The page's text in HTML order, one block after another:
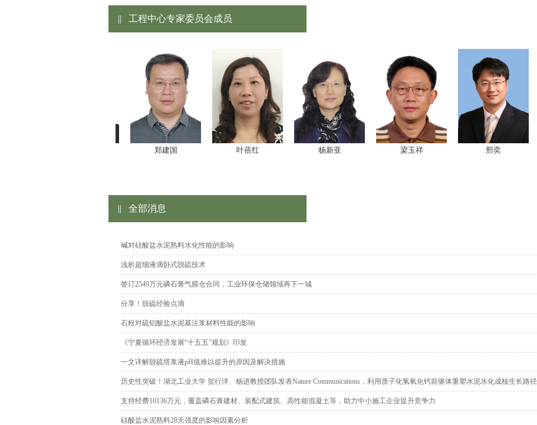
碱对硅酸盐水泥熟料水化性能的影响
浅析超细液滴卧式脱硫技术
签订2549万元磷石膏气膜仓合同，工业环保仓储领域再下一城
分享！脱硫经验点滴
石粉对硫铝酸盐水泥基注浆材料性能的影响
《宁夏循环经济发展“十五五”规划》印发
一文详解脱硫塔浆液pH值难以提升的原因及解决措施
历史性突破！湖北工业大学 贺行洋、杨进教授团队发表Nature Communications，利用质子化氢氧化钙前驱体重塑水泥水化成核生长路径
支持经费10136万元，覆盖磷石膏建材、装配式建筑、高性能混凝土等，助力中小施工企业提升竞争力
硅酸盐水泥熟料28天强度的影响因素分析
|| 工程中心专家委员会成员
|| 全部消息